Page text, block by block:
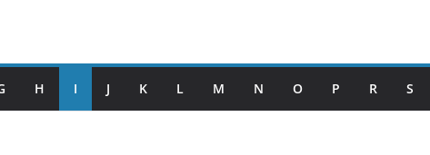
H I J K L M N O P R S